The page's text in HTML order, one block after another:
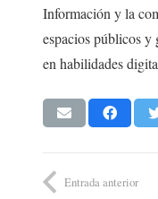
Información y la
espacios públicos y
en habilidades
Entrada anterior